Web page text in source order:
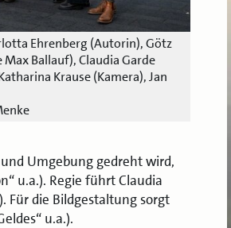
Ehrenberg (Autorin), Götz
Ballauf), Claudia Garde
Krause (Kamera), Jan
und Umgebung gedreht wird,
u.a.). Regie führt Claudia
Für die Bildgestaltung sorgt
u.a.).